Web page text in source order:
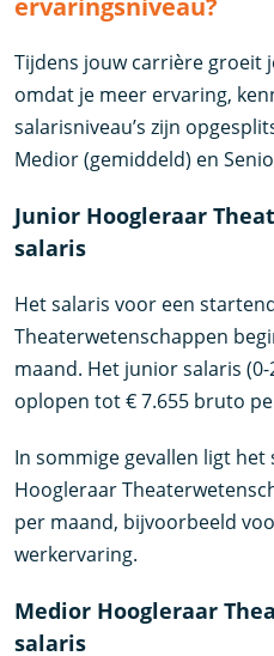
Tijdens jouw carrière groeit
omdat je meer ervaring,
salarisniveau’s zijn
Medior (gemiddeld) en
Junior Hoogleraar
salaris
Het salaris voor een
Theaterwetenschappen
maand. Het junior salaris
oplopen tot € 7.655 bruto
In sommige gevallen ligt
Hoogleraar
per maand, bijvoorbeeld
werkervaring.
Medior Hoogleraar
salaris